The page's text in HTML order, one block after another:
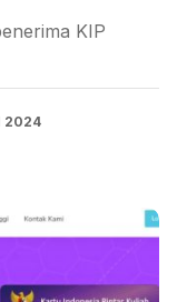
KIP
2024